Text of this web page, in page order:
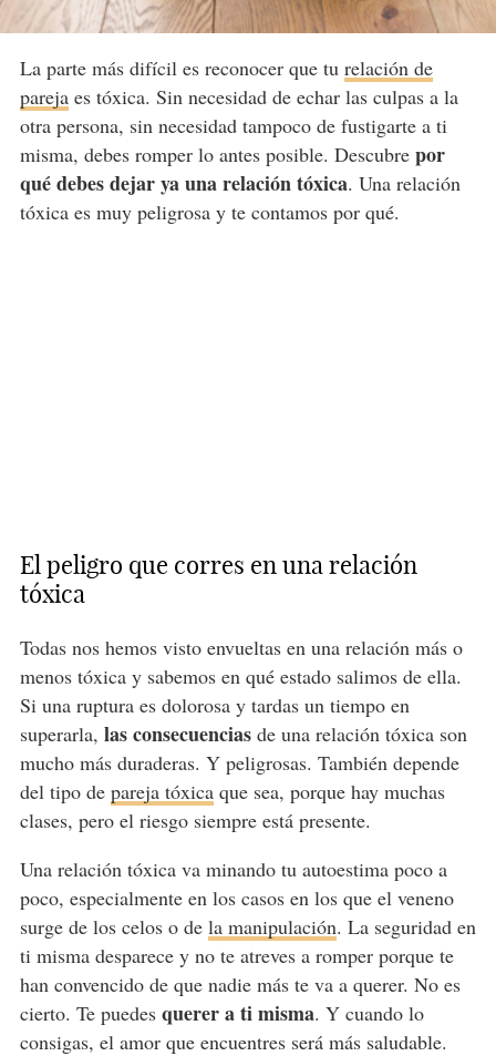
La parte más difícil es reconocer que tu relación de
parejaes tóxica. Sin necesidad de echar las culpas a la
otra persona, sin necesidad tampoco de fustigarte a ti
misma, debes romper lo antes posible. Descubrepor
qué debes dejar ya una relación tóxica. Una relación
tóxica es muy peligrosa y te contamos por qué.
El peligro que corres en una relación
tóxica
Todas nos hemos visto envueltas en una relación más o
menos tóxica y sabemos en qué estado salimos de ella.
Si una ruptura es dolorosa y tardas un tiempo en
superarla, las consecuenciasde una relación tóxica son
mucho más duraderas. Y peligrosas. También depende
del tipo de pareja tóxicaque sea, porque hay muchas
clases, pero el riesgo siempre está presente.
Una relación tóxica va minando tu autoestima poco a
poco, especialmente en los casos en los que el veneno
surge de los celos o de la manipulación. La seguridad en
ti misma desparece y no te atreves a romper porque te
han convencido de que nadie más te va a querer. No es
cierto. Te puedes querer a ti misma. Y cuando lo
consigas, el amor que encuentres será más saludable.